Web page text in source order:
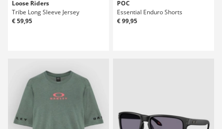
Loose Riders
Tribe Long Sleeve Jersey
€ 59,95
POC
Essential Enduro Shorts
€ 99,95